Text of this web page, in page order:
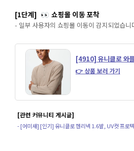
[1단계] 👀 쇼핑몰 이동 포착
- 일부 사용자의 쇼핑몰 이동이 감지되었습니
[4910] 유니클로 와
👉 상품 보러 가기
[관련 커뮤니티 게시글]
- [어미새] [인기] 유니클로 헨리넥 1.6발, UV컷 프로